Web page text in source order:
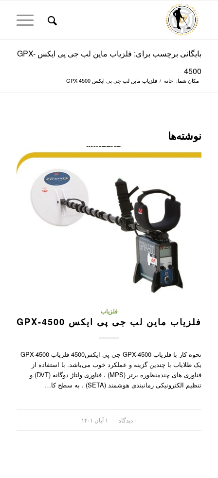
بایگانی برچسب برای: فلزیاب ماین لب جی پی ایکس GPX-
4500
مکان شما: خانه / فلزیاب ماین لب جی پی ایکس GPX-4500
نوشته‌ها
فلزیاب
فلزیاب ماین لب جی پی ایکس GPX-4500
نحوه کار با فلزیاب GPX-4500 جی پی ایکس4500 فلزیاب GPX-4500
یک طلایاب با چندین گزینه و عملکرد خوب می‌باشد. با استفاده از
فناوری های چندمنظوره برتر (MPS) ، فناوری ولتاژ دوگانه (DVT) و
تنظیم الکترونیکی زمانبندی هوشمند (SETA) ، به سطح کا…
۰ دیدگاه ۱ آبان ۱۴۰۱